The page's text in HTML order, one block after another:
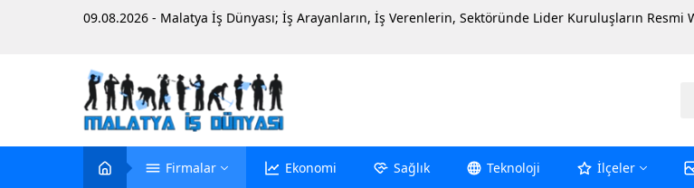
09.08.2026 - Malatya İş Dünyası; İş Arayanların, İş Verenlerin, Sektöründe Lider Kuruluşların Resmi
Firmalar Ekonomi Sağlık Teknoloji İlçeler